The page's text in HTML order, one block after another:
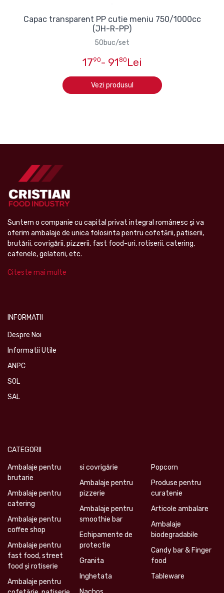
Capac transparent PP cutie meniu 750/1000cc
(JH-R-PP)
50buc/set
1790- 9180 Lei
Vezi produsul
Suntem o companie cu capital privat integral românesc şi va
oferim ambalaje de unica folosinta pentru cofetării, patiserii,
brutării, covrigării, pizzerii, fast food-uri, rotiserii, catering,
cafenele, gelaterii, etc.
Citeste mai multe
INFORMATII
Despre Noi
Informatii Utile
ANPC
SOL
SAL
CATEGORII
Ambalaje pentru
brutarie
Ambalaje pentru
catering
Ambalaje pentru
coffee shop
Ambalaje pentru
fast food, street
food și rotiserie
Ambalaje pentru
si covrigărie
Ambalaje pentru
pizzerie
Ambalaje pentru
smoothie bar
Echipamente de
protectie
Granita
Inghetata
Popcorn
Produse pentru
curatenie
Articole ambalare
Ambalaje
biodegradabile
Candy bar & Finger
food
Tableware